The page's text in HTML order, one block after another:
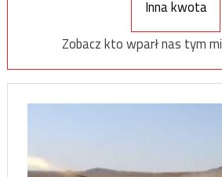
Inna kwota
Zobacz kto wparł nas tym